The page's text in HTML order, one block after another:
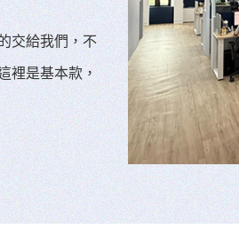
交給我們，不
裡是基本款，